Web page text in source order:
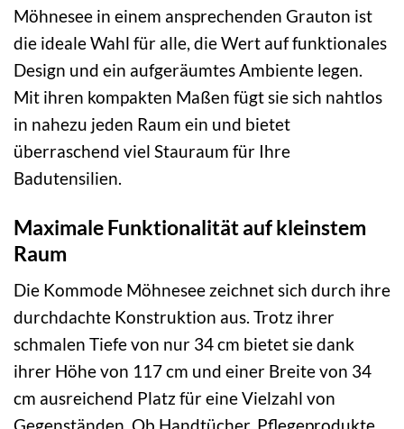
Möhnesee in einem ansprechenden Grauton ist
die ideale Wahl für alle, die Wert auf funktionales
Design und ein aufgeräumtes Ambiente legen.
Mit ihren kompakten Maßen fügt sie sich nahtlos
in nahezu jeden Raum ein und bietet
überraschend viel Stauraum für Ihre
Badutensilien.
Maximale Funktionalität auf kleinstem
Raum
Die Kommode Möhnesee zeichnet sich durch ihre
durchdachte Konstruktion aus. Trotz ihrer
schmalen Tiefe von nur 34 cm bietet sie dank
ihrer Höhe von 117 cm und einer Breite von 34
cm ausreichend Platz für eine Vielzahl von